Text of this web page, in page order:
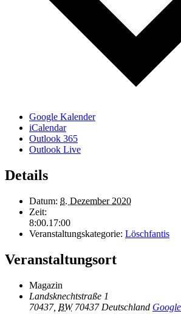
Google Kalender
iCalendar
Outlook 365
Outlook Live
Details
Datum: 8. Dezember 2020
Zeit:
8:00.17:00
Veranstaltungskategorie: Löschfantis
Veranstaltungsort
Magazin
Landsknechtstraße 1
70437, BW 70437 Deutschland